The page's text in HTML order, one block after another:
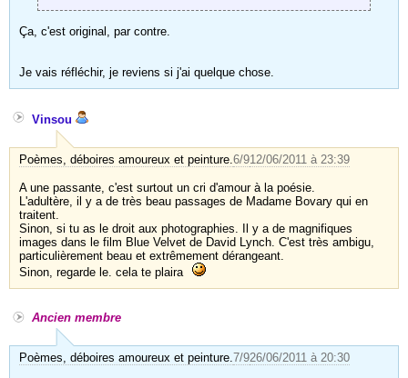
Ça, c'est original, par contre.
Je vais réfléchir, je reviens si j'ai quelque chose.
Vinsou
Poèmes, déboires amoureux et peinture.6/912/06/2011 à 23:39
A une passante, c'est surtout un cri d'amour à la poésie.
L'adultère, il y a de très beau passages de Madame Bovary qui en
traitent.
Sinon, si tu as le droit aux photographies. Il y a de magnifiques
images dans le film Blue Velvet de David Lynch. C'est très ambigu,
particulièrement beau et extrêmement dérangeant.
Sinon, regarde le. cela te plaira
Ancien membre
Poèmes, déboires amoureux et peinture.7/926/06/2011 à 20:30